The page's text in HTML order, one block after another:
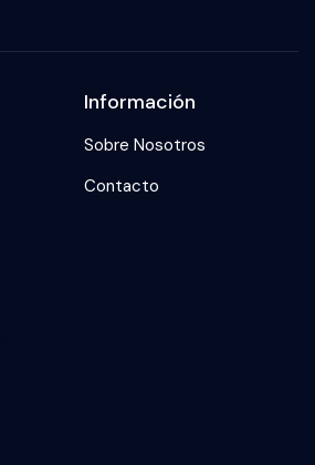
Información
Sobre Nosotros
Contacto